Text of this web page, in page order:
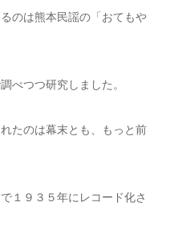
のは熊本民謡の「おてもや
べつつ研究しました。
たのは幕末とも、もっと前
１９３５年にレコード化さ